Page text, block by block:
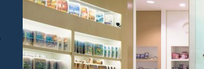
Mit mondanak a szcientológusok
a Szcientológiáról?
Ismerjen meg egy szcientológust!
Látogatás egy egyházban
Haladó szervezetek
Flag Szárazföldi Bázis
Freewinds